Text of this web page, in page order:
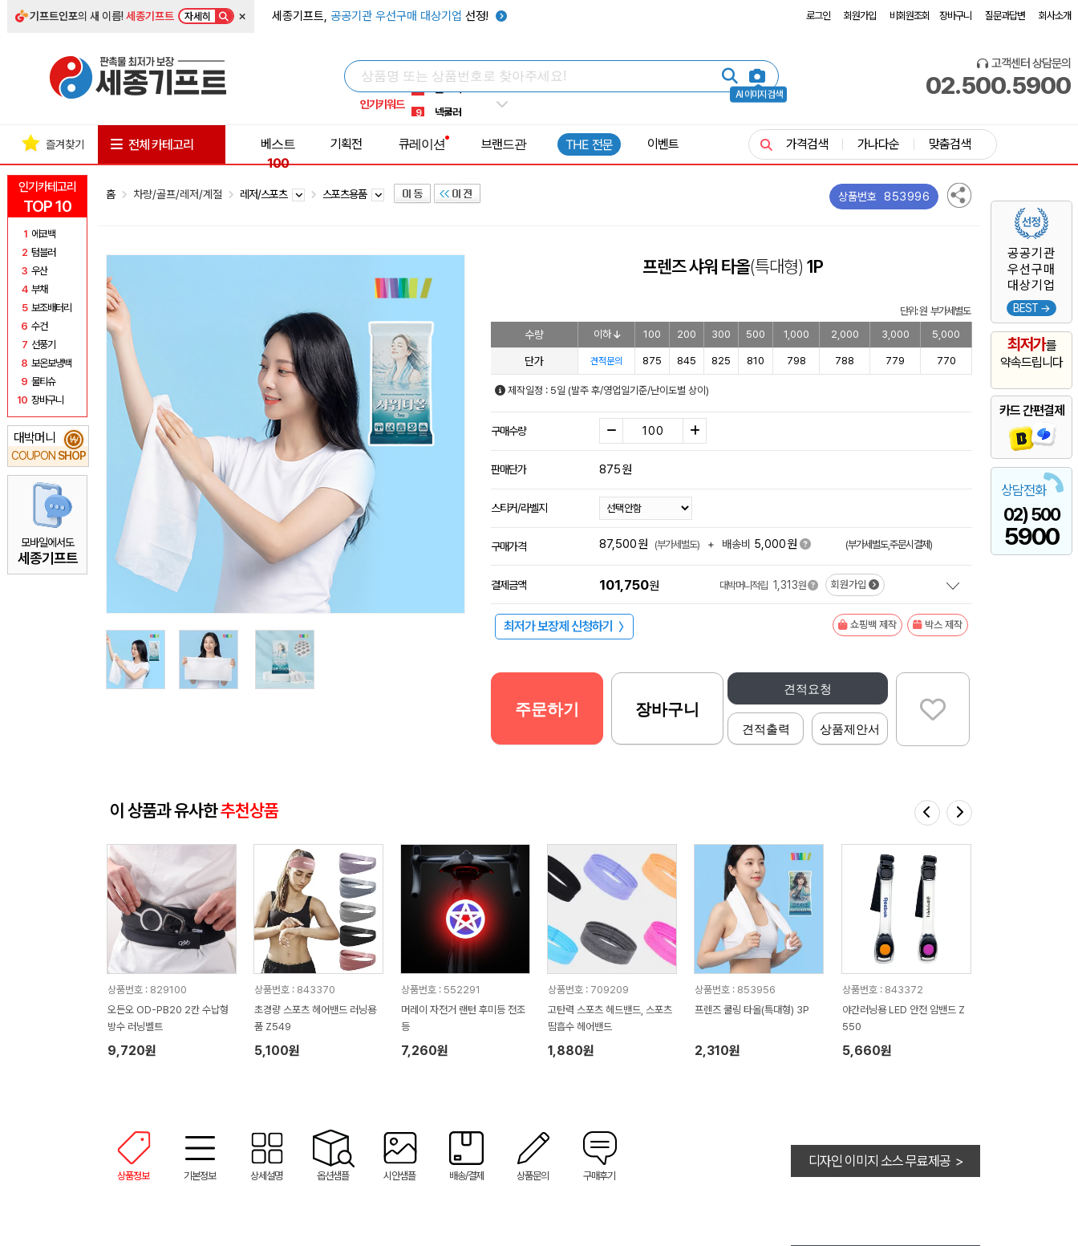
기프트인포의 새 이름!세종기프트 자세히 × 세종기프트, 공공기관 우선구매 대상기업 선정! 로그인 회원가입 비회원조회 장바구니 질문과답변 회사소개
AI 이미지 검색
인기키워드
5 키캡
8 쿨토시
9 넥쿨러
1 선풍기
고객센터 상담문의
02.500.5900
인기카테고리
TOP 10
1 에코백
2 텀블러
3 우산
4 부채
5 보조배터리
6 수건
7 선풍기
8 보온보냉백
9 물티슈
10 장바구니
대박머니
COUPON SHOP
₩
모바일에서도
세종기프트
공공기관
우선구매
대상기업
BEST →
최저가를
약속드립니다
카드 간편결제
상담전화
02) 500
5900
즐겨찾기 전체 카테고리
베스트
100
기획전 큐레이션 브랜드관 THE 전문 이벤트 가격검색 가나다순 맞춤검색
홈 차량/골프/레저/계절 레저/스포츠 스포츠용품 상품번호 853996
프렌즈 샤워 타올(특대형) 1P
단위: 원 부가세별도
수량 이하 100 200 300 500 1,000 2,000 3,000 5,000
단가 견적문의 875 845 825 810 798 788 779 770
제작일정 : 5일 (발주 후/영업일기준/난이도별 상이)
구매수량
판매단가 875원
스티커/라벨지
구매가격 87,500원 (부가세별도) + 배송비 5,000원 (부가세별도,주문시결제)
결제금액 101,750원 대박머니적립 1,313원 회원가입
최저가 보장제 신청하기 〉 쇼핑백 제작 박스 제작
견적요청
견적출력 상품제안서
주문하기 장바구니
이 상품과 유사한추천상품
상품번호 : 829100
오든오 OD-PB20 2칸 수납형
방수 러닝벨트
9,720원
상품번호 : 843370
초경량 스포츠 헤어밴드 러닝용
품 Z549
5,100원
상품번호 : 552291
머레이 자전거 랜턴 후미등 전조
등
7,260원
상품번호 : 709209
고탄력 스포츠 헤드밴드, 스포츠
땀흡수 헤어밴드
1,880원
상품번호 : 853956
프렌즈 쿨링 타올(특대형) 3P
2,310원
상품번호 : 843372
야간러닝용 LED 안전 암밴드 Z
550
5,660원
상품정보 기본정보 상세설명 옵션샘플 시안샘플 배송/결제 상품문의 구매후기
디자인 이미지 소스 무료제공 >